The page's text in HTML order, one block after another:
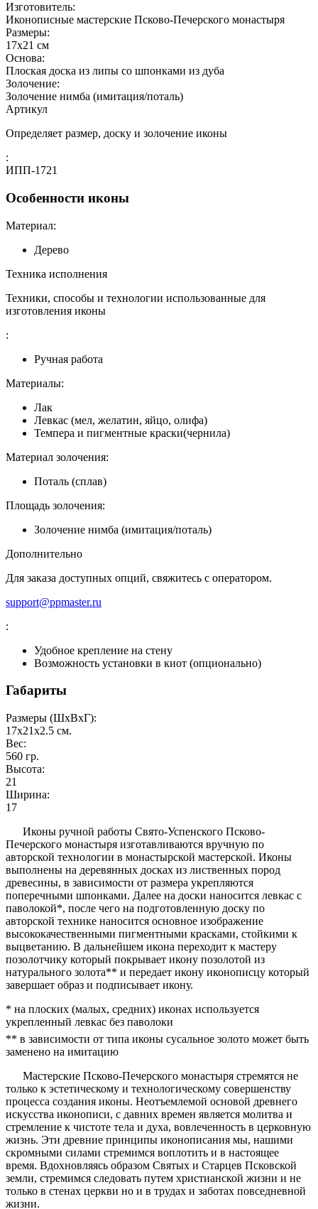
Изготовитель:
Иконописные мастерские Псково-Печерского монастыря
Размеры:
17х21 см
Основа:
Плоская доска из липы со шпонками из дуба
Золочение:
Золочение нимба (имитация/поталь)
Артикул
Определяет размер, доску и золочение иконы
:
ИПП-1721
Особенности иконы
Материал:
Дерево
Техника исполнения
Техники, способы и технологии использованные для
изготовления иконы
:
Ручная работа
Материалы:
Лак
Левкас (мел, желатин, яйцо, олифа)
Темпера и пигментные краски(чернила)
Материал золочения:
Поталь (сплав)
Площадь золочения:
Золочение нимба (имитация/поталь)
Дополнительно
Для заказа доступных опций, свяжитесь с оператором.
support@ppmaster.ru
:
Удобное крепление на стену
Возможность установки в киот (опционально)
Габариты
Размеры (ШxВxГ):
17x21x2.5 см.
Вес:
560 гр.
Высота:
21
Ширина:
17
Иконы ручной работы Свято-Успенского Псково-
Печерского монастыря изготавливаются вручную по
авторской технологии в монастырской мастерской. Иконы
выполнены на деревянных досках из лиственных пород
древесины, в зависимости от размера укрепляются
поперечными шпонками. Далее на доски наносится левкас с
паволокой*, после чего на подготовленную доску по
авторской технике наносится основное изображение
высококачественными пигментными красками, стойкими к
выцветанию. В дальнейшем икона переходит к мастеру
позолотчику который покрывает икону позолотой из
натурального золота** и передает икону иконописцу который
завершает образ и подписывает икону.
* на плоских (малых, средних) иконах используется
укрепленный левкас без паволоки
** в зависимости от типа иконы сусальное золото может быть
заменено на имитацию
Мастерские Псково-Печерского монастыря стремятся не
только к эстетическому и технологическому совершенству
процесса создания иконы. Неотъемлемой основой древнего
искусства иконописи, с давних времен является молитва и
стремление к чистоте тела и духа, вовлеченность в церковную
жизнь. Эти древние принципы иконописания мы, нашими
скромными силами стремимся воплотить и в настоящее
время. Вдохновляясь образом Святых и Старцев Псковской
земли, стремимся следовать путем христианской жизни и не
только в стенах церкви но и в трудах и заботах повседневной
жизни.